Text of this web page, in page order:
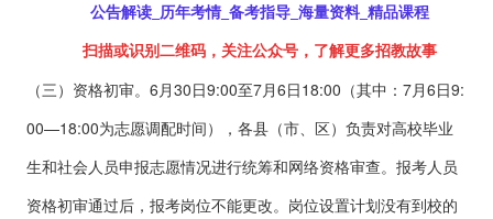
公告解读_历年考情_备考指导_海量资料_精品课程
扫描或识别二维码，关注公众号，了解更多招教故事
（三）资格初审。6月30日9:00至7月6日18:00（其中：7月6日9:
00—18:00为志愿调配时间），各县（市、区）负责对高校毕业
生和社会人员申报志愿情况进行统筹和网络资格审查。报考人员
资格初审通过后，报考岗位不能更改。岗位设置计划没有到校的